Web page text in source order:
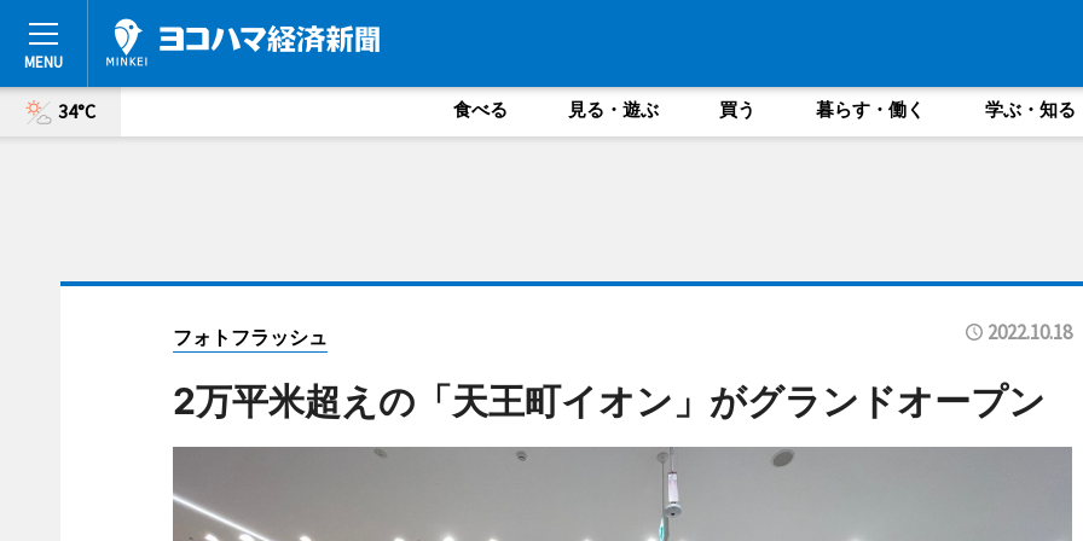
34°C 食べる 見る・遊ぶ 買う 暮らす・働く 学ぶ・知る
フォトフラッシュ 2022.10.18
2万平米超えの「天王町イオン」がグランドオープン